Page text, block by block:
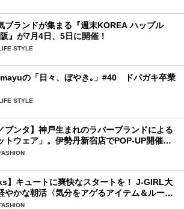
ブランドが集まる『週末KOREA ハップル
』が7月4日、5日に開催！
STYLE
の「日々、ぼやき｡」#40 ドパガキ卒業
STYLE
ブンタ】神戸生まれのラバーブランドによる
トウェア」。伊勢丹新宿店でPOP-UP開催
】キュートに爽快なスタートを！ J-GIRL大
やかな朝活〈気分をアゲるアイテム＆ルーテ